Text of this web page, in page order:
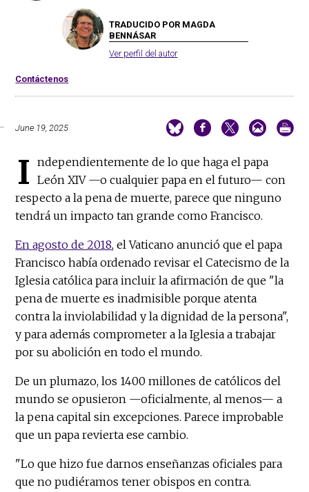
TRADUCIDO POR MAGDA
BENNÁSAR
Ver perfil del autor
Contáctenos
June 19, 2025
I
ndependientemente de lo que haga el papa
León XIV —o cualquier papa en el futuro— con
respecto a la pena de muerte, parece que ninguno
tendrá un impacto tan grande como Francisco.
En agosto de 2018, el Vaticano anunció que el papa
Francisco había ordenado revisar el Catecismo de la
Iglesia católica para incluir la afirmación de que "la
pena de muerte es inadmisible porque atenta
contra la inviolabilidad y la dignidad de la persona",
y para además comprometer a la Iglesia a trabajar
por su abolición en todo el mundo.
De un plumazo, los 1400 millones de católicos del
mundo se opusieron —oficialmente, al menos— a
la pena capital sin excepciones. Parece improbable
que un papa revierta ese cambio.
"Lo que hizo fue darnos enseñanzas oficiales para
que no pudiéramos tener obispos en contra.